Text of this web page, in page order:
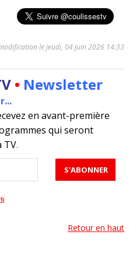
le jeudi, 04 juin 2026 14:33
• Newsletter
en avant-première
qui seront
TV.
Retour en haut